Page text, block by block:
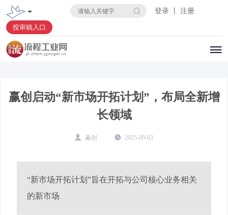
登录 丨 注册
投审稿入口
赢创启动“新市场开拓计划”，布局全新增
长领域
赢创 2025-09-03
“新市场开拓计划”旨在开拓与公司核心业务相关
的新市场